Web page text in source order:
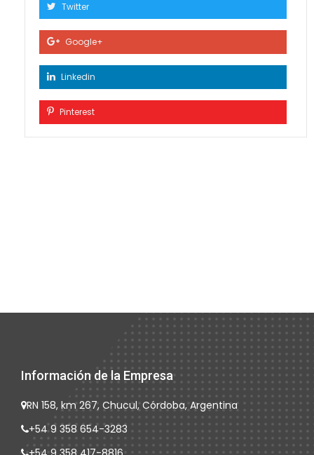
Twitter
Google+
Linkedin
Pinterest
Información de la Empresa
RN 158, km 267, Chucul, Córdoba, Argentina
+54 9 358 654-3283